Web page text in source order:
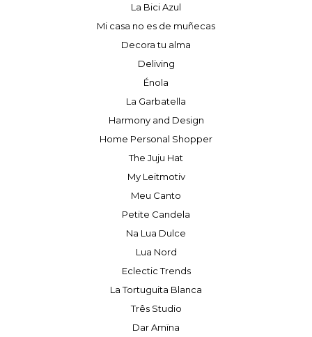
La Bici Azul
Mi casa no es de muñecas
Decora tu alma
Deliving
Énola
La Garbatella
Harmony and Design
Home Personal Shopper
The Juju Hat
My Leitmotiv
Meu Canto
Petite Candela
Na Lua Dulce
Lua Nord
Eclectic Trends
La Tortuguita Blanca
Três Studio
Dar Amïna